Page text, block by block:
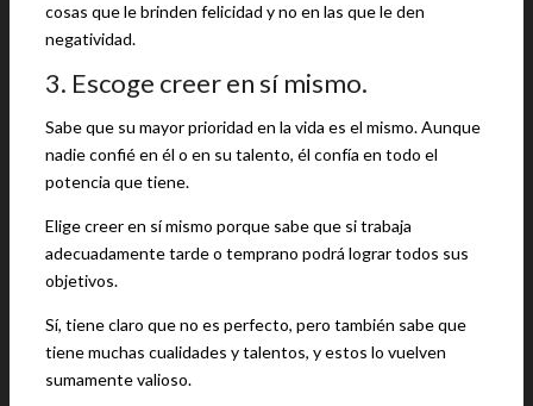
cosas que le brinden felicidad y no en las que le den
negatividad.
3. Escoge creer en sí mismo.
Sabe que su mayor prioridad en la vida es el mismo. Aunque
nadie confié en él o en su talento, él confía en todo el
potencia que tiene.
Elige creer en sí mismo porque sabe que si trabaja
adecuadamente tarde o temprano podrá lograr todos sus
objetivos.
Sí, tiene claro que no es perfecto, pero también sabe que
tiene muchas cualidades y talentos, y estos lo vuelven
sumamente valioso.